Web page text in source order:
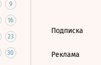
9
16
23
30
Подписка
Реклама